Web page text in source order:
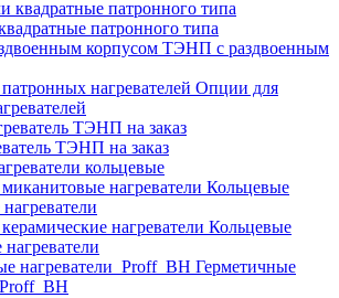
патронного типа
ТЭНП с раздвоенным
Опции для
ТЭНП на заказ
кольцевые
Кольцевые
Кольцевые
Герметичные